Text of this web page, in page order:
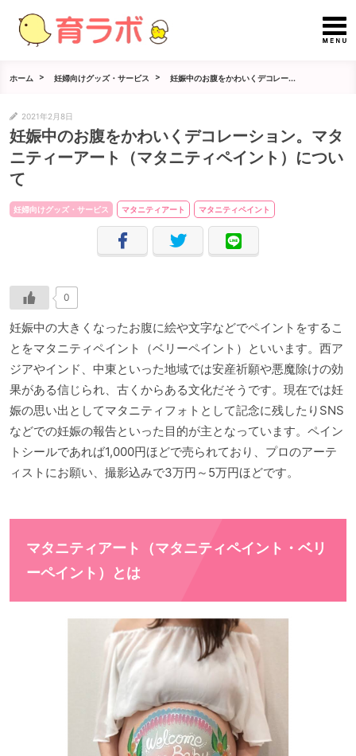
ホーム 妊婦向けグッズ・サービス 妊娠中のお腹をかわいくデコレー...
2021年2月8日
妊娠中のお腹をかわいくデコレーション。マタ
ニティーアート（マタニティペイント）につい
て
妊婦向けグッズ・サービス マタニティアート マタニティペイント
0
妊娠中の大きくなったお腹に絵や文字などでペイントをするこ
とをマタニティペイント（ベリーペイント）といいます。西ア
ジアやインド、中東といった地域では安産祈願や悪魔除けの効
果がある信じられ、古くからある文化だそうです。現在では妊
娠の思い出としてマタニティフォトとして記念に残したりSNS
などでの妊娠の報告といった目的が主となっています。ペイン
トシールであれば1,000円ほどで売られており、プロのアーテ
ィストにお願い、撮影込みで3万円～5万円ほどです。
マタニティアート（マタニティペイント・ベリ
ーペイント）とは